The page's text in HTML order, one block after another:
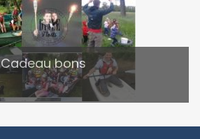
Cadeau bons